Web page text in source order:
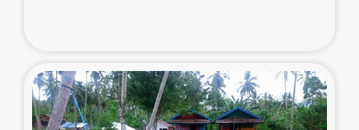
国内避難民への物資配付および教育支援
ミャンマー緊急支援